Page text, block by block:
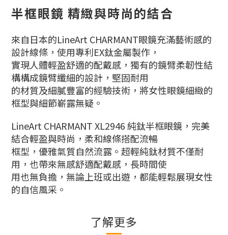
半框眼鏡 精緻與時尚的結合
來自日本的LineArt CHARMANT眼鏡充滿藝術感的
設計線條，使用專利EX鈦金屬製作，
實現人體輕盈舒適的配戴感，獨有的鏡臂柔韌性結
構構成鏡臂纖細的設計，堅固耐用
的材質及細膩豐富的經驗技術，將女性眼鏡細緻的
框型與細節嶄露無疑。
LineArt CHARMANT XL2946 純鈦半框眼鏡，完美
結合輕盈與時尚，柔和線條搭配流暢
框型，優雅氣質自然流露。超輕純鈦材質不僅耐
用，也帶來無感舒適配戴感，長時間使
用也無負擔，無論上班或出遊，都能輕鬆展現女性
的自信風采。
了解更多